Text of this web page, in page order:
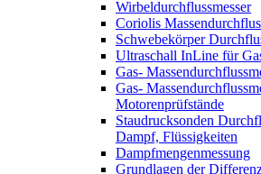
Wirbeldurchflussmesser
Coriolis
Schwebekörper
Ultraschall InLine für
Gas-
Gas-
Motorenprüfstände
Staudrucksonden
Dampf, Flüssigkeiten
Dampfmengenmessung
Grundlagen der